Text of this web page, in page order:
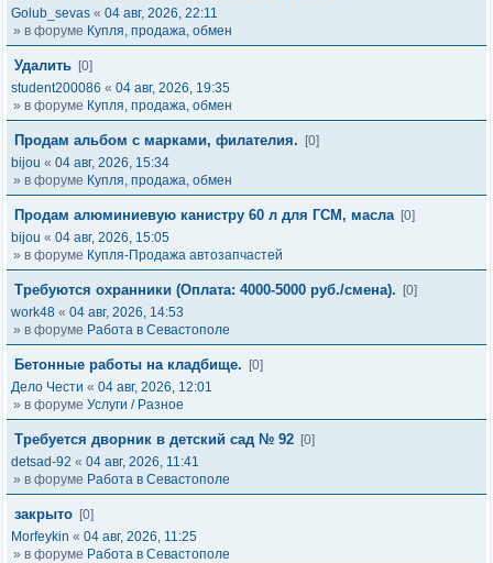
Golub_sevas « 04 авг, 2026, 22:11
» в форуме Купля, продажа, обмен
Удалить [0]
student200086 « 04 авг, 2026, 19:35
» в форуме Купля, продажа, обмен
Продам альбом с марками, филателия.
[0]
bijou « 04 авг, 2026, 15:34
» в форуме Купля, продажа, обмен
Продам алюминиевую канистру 60 л для ГСМ, масла [0]
bijou « 04 авг, 2026, 15:05
» в форуме Купля-Продажа автозапчастей
Требуются охранники (Оплата: 4000-5000 руб./смена).
[0]
work48 « 04 авг, 2026, 14:53
» в форуме Работа в Севастополе
Бетонные работы на кладбище.
[0]
Дело Чести « 04 авг, 2026, 12:01
» в форуме Услуги / Разное
Требуется дворник в детский сад № 92 [0]
detsad-92 « 04 авг, 2026, 11:41
» в форуме Работа в Севастополе
закрыто [0]
Morfeykin « 04 авг, 2026, 11:25
» в форуме Работа в Севастополе